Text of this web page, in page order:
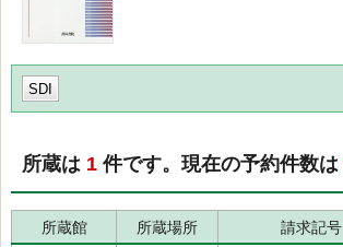
SDI
所蔵は 1 件です。現在の予約件数は
所蔵館 所蔵場所 請求記号